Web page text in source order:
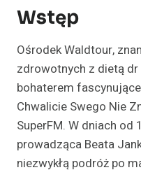
Wstęp
Ośrodek Waldtour,
zdrowotnych z dietą dr
bohaterem
Chwalicie Swego Nie
SuperFM. W dniach
prowadząca Beata
niezwykłą podróż po